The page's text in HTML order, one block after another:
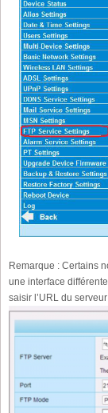
Remarque : Certains
une interface
saisir l’URL du